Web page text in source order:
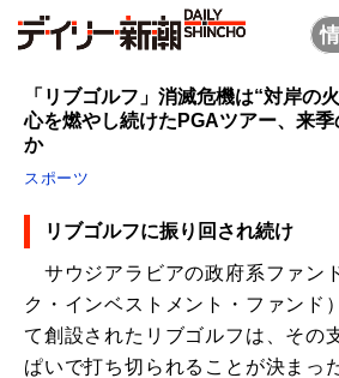
「リブゴルフ」消滅危機は“対岸の
心を燃やし続けたPGAツアー、来季
か
スポーツ
リブゴルフに振り回され続け
サウジアラビアの政府系ファン
ク・インベストメント・ファンド
て創設されたリブゴルフは、その
ぱいで打ち切られることが決まっ